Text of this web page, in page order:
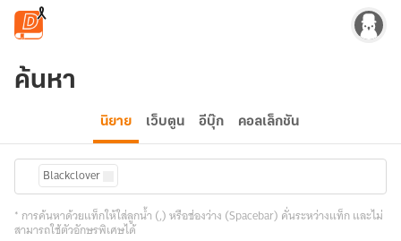
ข้ามไปยังเนื้อหาหลัก
ค้นหา
นิยาย เว็บตูน อีบุ๊ก คอลเล็กชัน
Blackclover
* การค้นหาด้วยแท็กให้ใส่ลูกน้ำ (,) หรือช่องว่าง (Spacebar) คั่นระหว่างแท็ก และไม่
สามารถใช้ตัวอักษรพิเศษได้